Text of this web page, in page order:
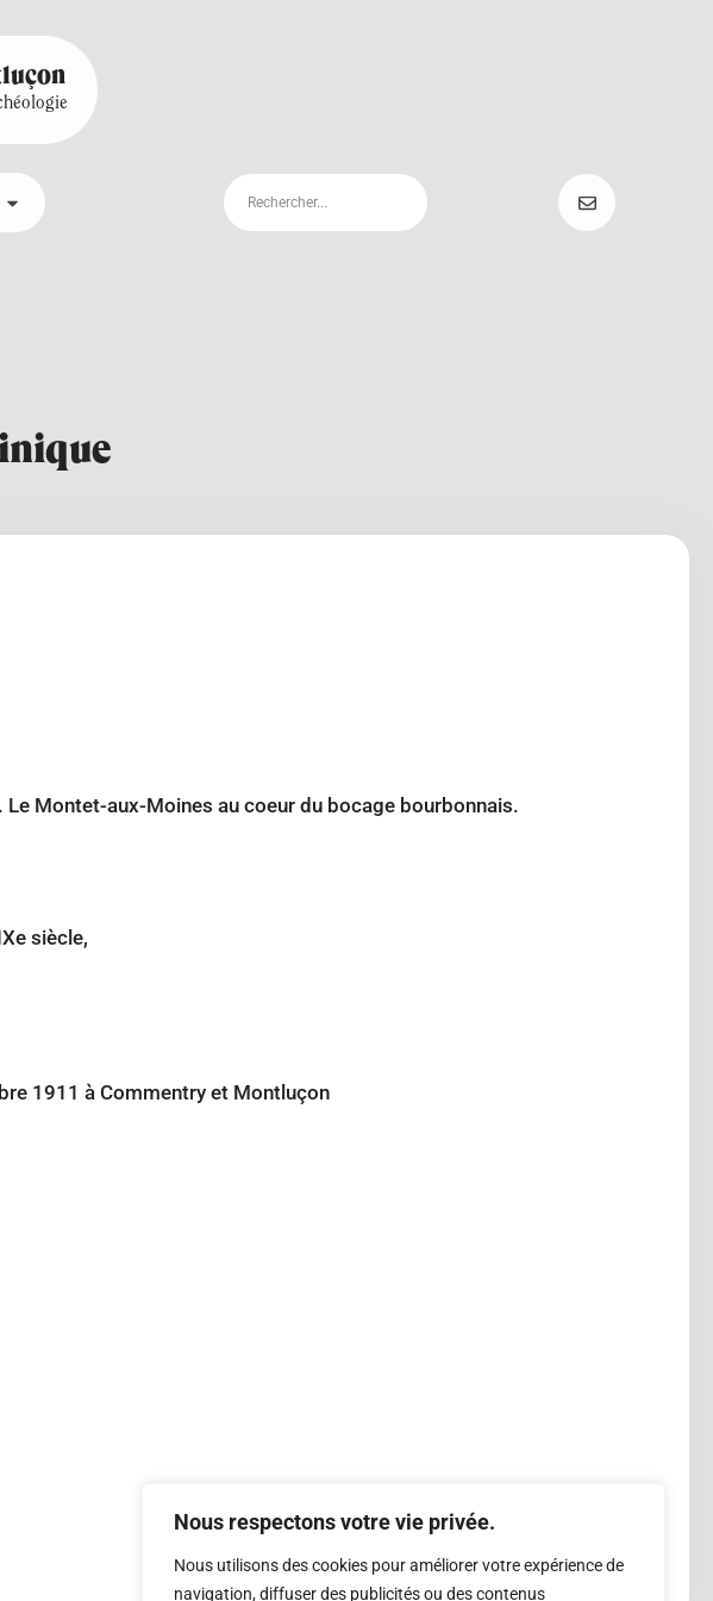
Nous respectons votre vie privée.
Nous utilisons des cookies pour améliorer votre expérience de
navigation, diffuser des publicités ou des contenus
Le Montet-aux-Moines au coeur du bocage bourbonnais.
siècle,
1911 à Commentry et Montluçon